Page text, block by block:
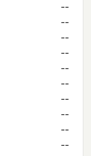
--
--
--
--
--
--
--
--
--
--